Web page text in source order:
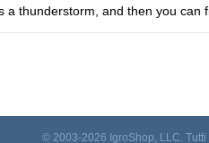
a thunderstorm, and then you can
© 2003-2026 IgroShop, LLC. Tutti